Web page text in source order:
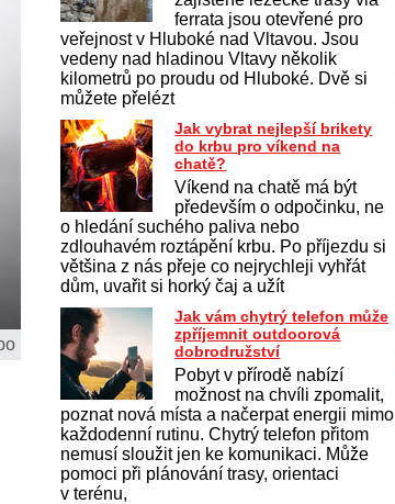
ferrata jsou otevřené pro
veřejnost v Hluboké nad Vltavou. Jsou
vedeny nad hladinou Vltavy několik
kilometrů po proudu od Hluboké. Dvě si
můžete přelézt
Jak vybrat nejlepší brikety
do krbu pro víkend na
chatě?
Víkend na chatě má být
především o odpočinku, ne
o hledání suchého paliva nebo
zdlouhavém roztápění krbu. Po příjezdu si
většina z nás přeje co nejrychleji vyhřát
dům, uvařit si horký čaj a užít
Jak vám chytrý telefon může
zpříjemnit outdoorová
dobrodružství
Pobyt v přírodě nabízí
možnost na chvíli zpomalit,
poznat nová místa a načerpat energii mimo
každodenní rutinu. Chytrý telefon přitom
nemusí sloužit jen ke komunikaci. Může
pomoci při plánování trasy, orientaci
v terénu,